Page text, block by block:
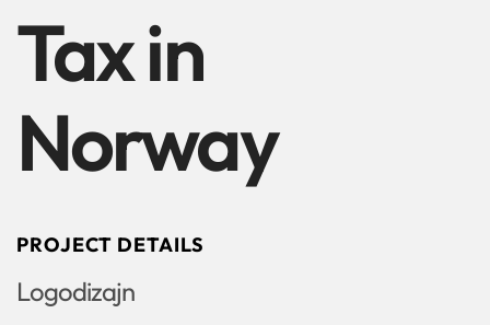
Tax in
Norway
PROJECT DETAILS
Logodizajn